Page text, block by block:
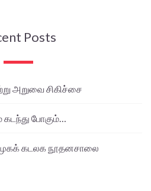
Posts
அறுவை சிகிச்சை
கடந்து போகும்…
கடலக நூதனசாலை